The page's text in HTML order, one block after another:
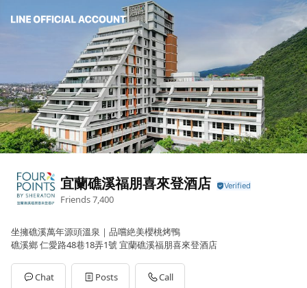
宜蘭礁溪福朋喜來登酒店
Friends7,400
坐擁礁溪萬年源頭溫泉｜品嚐絶美櫻桃烤鴨
礁溪鄉 仁愛路48巷18弄1號 宜蘭礁溪福朋喜來登酒店
Chat Posts Call